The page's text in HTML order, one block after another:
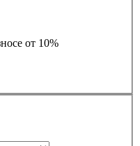
от 10%